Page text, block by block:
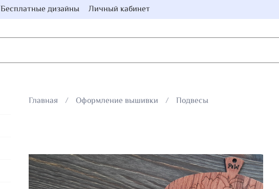
Бесплатные дизайны Личный кабинет
Главная Оформление вышивки Подвесы